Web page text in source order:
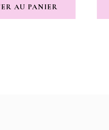
INITIALACTUEL
AU PANIER